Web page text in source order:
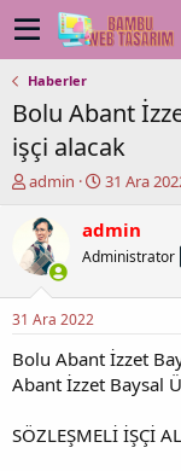
Haberler
Bolu Abant
işçi alacak
K
n
u
y
b
a
ş
a
a
admin
B
ş
a
ç
a
i
31 Ara
admin
Administrator
31 Ara 2022
Bolu Abant İzzet
Abant İzzet Baysal
SÖZLEŞMELİ İŞÇİ